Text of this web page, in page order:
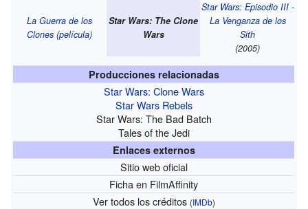
La Guerra de los
Clones (película)
Star Wars: The Clone
Wars
Star Wars: Episodio III -
La Venganza de los
Sith
(2005)
Producciones relacionadas
Star Wars: Clone Wars
Star Wars Rebels
Star Wars: The Bad Batch
Tales of the Jedi
Enlaces externos
Sitio web oficial
Fichaen FilmAffinity
Ver todos los créditos (IMDb)